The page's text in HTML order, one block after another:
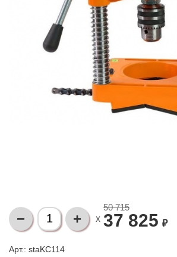
X
50 715
37 825 ₽
Арт.: staKC114